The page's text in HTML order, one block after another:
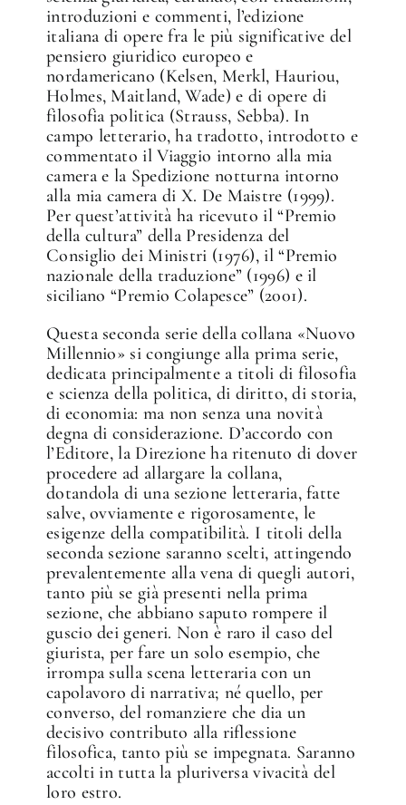
introduzioni e commenti, l’edizione
italiana di opere fra le più significative del
pensiero giuridico europeo e
nordamericano (Kelsen, Merkl, Hauriou,
Holmes, Maitland, Wade) e di opere di
filosofia politica (Strauss, Sebba). In
campo letterario, ha tradotto, introdotto e
commentato il Viaggio intorno alla mia
camera e la Spedizione notturna intorno
alla mia camera di X. De Maistre (1999).
Per quest’attività ha ricevuto il “Premio
della cultura” della Presidenza del
Consiglio dei Ministri (1976), il “Premio
nazionale della traduzione” (1996) e il
siciliano “Premio Colapesce” (2001).
Questa seconda serie della collana «Nuovo
Millennio» si congiunge alla prima serie,
dedicata principalmente a titoli di filosofia
e scienza della politica, di diritto, di storia,
di economia: ma non senza una novità
degna di considerazione. D’accordo con
l’Editore, la Direzione ha ritenuto di dover
procedere ad allargare la collana,
dotandola di una sezione letteraria, fatte
salve, ovviamente e rigorosamente, le
esigenze della compatibilità. I titoli della
seconda sezione saranno scelti, attingendo
prevalentemente alla vena di quegli autori,
tanto più se già presenti nella prima
sezione, che abbiano saputo rompere il
guscio dei generi. Non è raro il caso del
giurista, per fare un solo esempio, che
irrompa sulla scena letteraria con un
capolavoro di narrativa; né quello, per
converso, del romanziere che dia un
decisivo contributo alla riflessione
filosofica, tanto più se impegnata. Saranno
accolti in tutta la pluriversa vivacità del
loro estro.